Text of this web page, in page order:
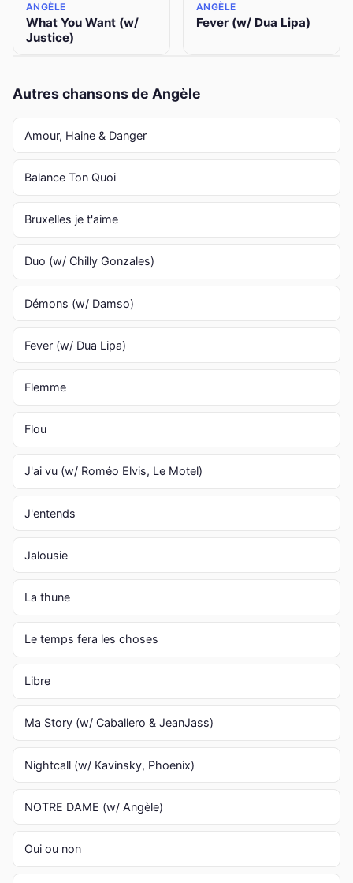
ANGÈLE
What You Want (w/
Justice)
ANGÈLE
Fever (w/ Dua Lipa)
Autres chansons de Angèle
Amour, Haine & Danger
Balance Ton Quoi
Bruxelles je t'aime
Duo (w/ Chilly Gonzales)
Démons (w/ Damso)
Fever (w/ Dua Lipa)
Flemme
Flou
J'ai vu (w/ Roméo Elvis, Le Motel)
J'entends
Jalousie
La thune
Le temps fera les choses
Libre
Ma Story (w/ Caballero & JeanJass)
Nightcall (w/ Kavinsky, Phoenix)
NOTRE DAME (w/ Angèle)
Oui ou non